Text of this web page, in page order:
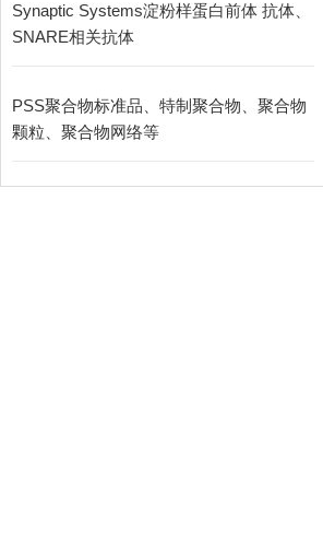
Synaptic Systems淀粉样蛋白前体 抗体、
SNARE相关抗体
PSS聚合物标准品、特制聚合物、聚合物
颗粒、聚合物网络等